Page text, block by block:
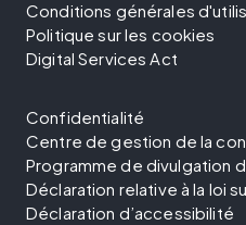
Conditions générales
Politique sur les cookies
Digital Services Act
Confidentialité
Centre de gestion de la
Programme de divulgation
Déclaration relative à la loi
Déclaration d’accessibilité